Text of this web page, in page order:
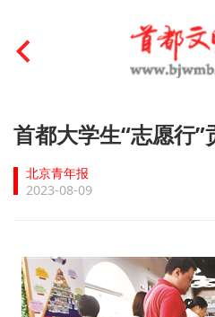
首页
文明创建
文明培育
未成年人思想道德建设
首都大学生“志愿行”
北京青年报
2023-08-09